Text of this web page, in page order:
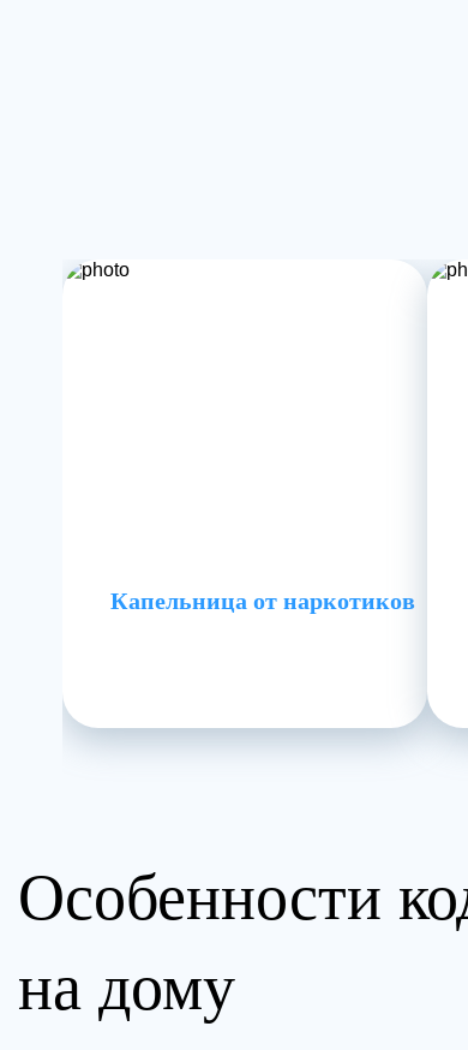
Капельница от наркотиков
Особенности
на дому